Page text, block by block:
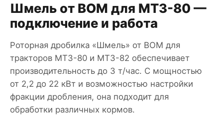
Шмель от ВОМ для МТЗ-80 —
подключение и работа
Роторная дробилка «Шмель» от ВОМ для
тракторов МТЗ-80 и МТЗ-82 обеспечивает
производительность до 3 т/час. С мощностью
от 2,2 до 22 кВт и возможностью настройки
фракции дробления, она подходит для
обработки различных кормов.